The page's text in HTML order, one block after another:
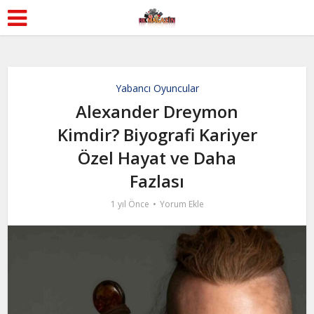
Yabancı Oyuncular
Alexander Dreymon
Kimdir? Biyografi Kariyer
Özel Hayat ve Daha
Fazlası
1 yıl Önce Yorum Ekle